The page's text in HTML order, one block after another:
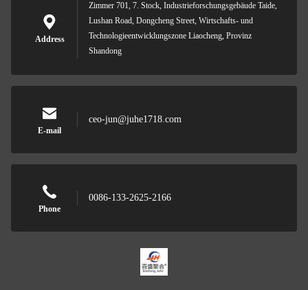
Address
Zimmer 701, 7. Stock, Industrieforschungsgebäude Taide,
Lushan Road, Dongcheng Street, Wirtschafts- und
Technologieentwicklungszone Liaocheng, Provinz
Shandong
E-mail
ceo-jun@juhe1718.com
Phone
0086-133-2625-2166